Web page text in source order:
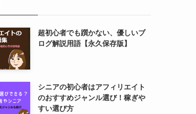
超初心者でも躓かない、優しいブ
ログ解説用語【永久保存版】
シニアの初心者はアフィリエイト
のおすすめジャンル選び！稼ぎや
すい選び方